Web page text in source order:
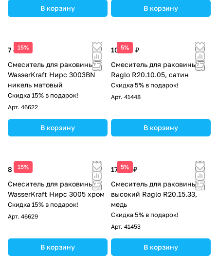
В корзину В корзину
15%
7 490 ₽
Смеситель для раковины
WasserKraft Нирс 3003BN
никель матовый
Скидка 15% в подарок!
Арт. 46622
В корзину
5%
10 024 ₽
Смеситель для раковины
Raglo R20.10.05, сатин
Скидка 5% в подарок!
Арт. 41448
В корзину
15%
8 520 ₽
Смеситель для раковины
WasserKraft Нирс 3005 хром
Скидка 15% в подарок!
Арт. 46629
В корзину
5%
17 353 ₽
Смеситель для раковины
высокий Raglo R20.15.33,
медь
Скидка 5% в подарок!
Арт. 41453
В корзину